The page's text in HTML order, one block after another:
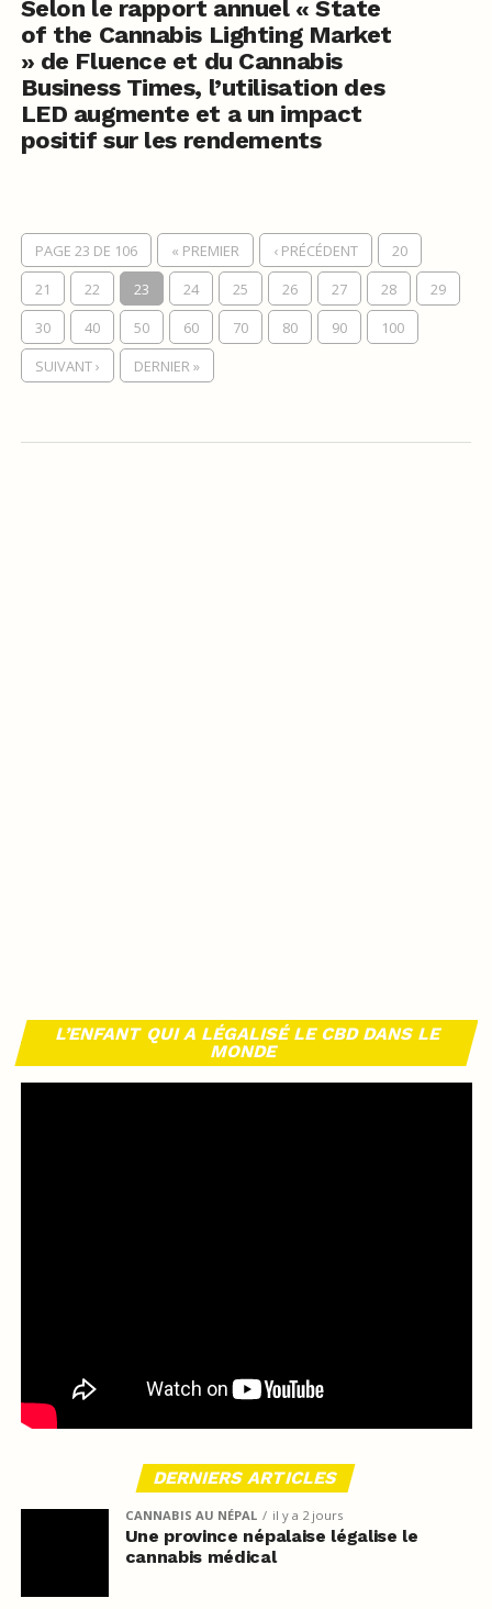
Selon le rapport annuel « State
of the Cannabis Lighting Market
» de Fluence et du Cannabis
Business Times, l’utilisation des
LED augmente et a un impact
positif sur les rendements
PAGE 23 DE 106 « PREMIER ‹ PRÉCÉDENT
20
21
22 23 24 25 26 27 28
29
30
40 50 60 70 80 90
100
SUIVANT ›
DERNIER »
L’ENFANT QUI A LÉGALISÉ LE CBD DANS LE
MONDE
DERNIERS ARTICLES
CANNABIS AU NÉPAL il y a 2 jours
Une province népalaise légalise le
cannabis médical